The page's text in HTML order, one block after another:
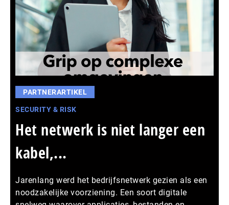
PARTNERARTIKEL
SECURITY & RISK
Het netwerk is niet langer een
kabel,...
Jarenlang werd het bedrijfsnetwerk gezien als een
noodzakelijke voorziening. Een soort digitale